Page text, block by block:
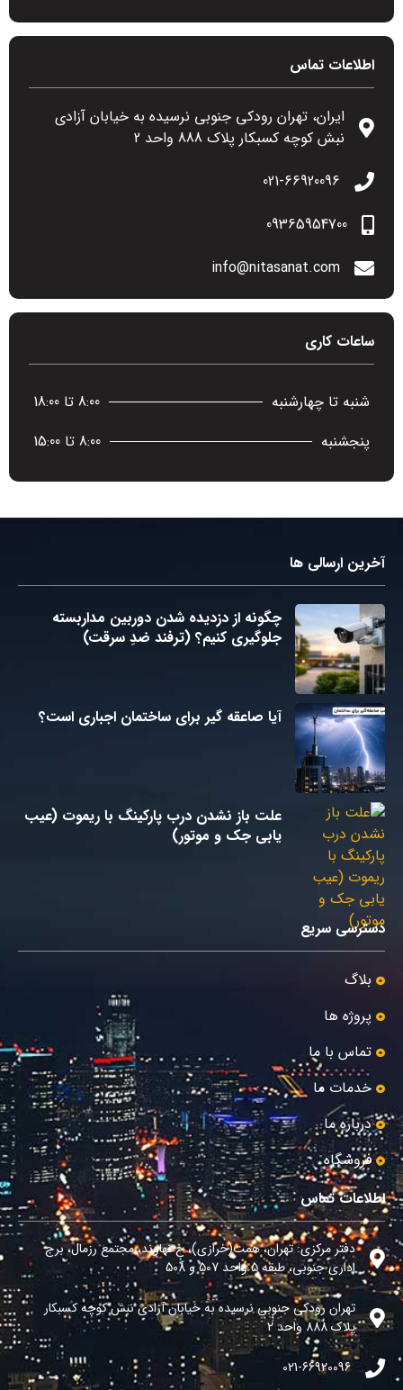
اطلاعات تماس
ایران، تهران رودکی جنوبی نرسیده به خیابان آزادی
نبش کوچه کسبکار پلاک 888 واحد 2
021-66920096​
09365954700
info@nitasanat.com
ساعات کاری
شنبه تا چهارشنبه
8:00 تا 18:00
پنجشنبه
8:00 تا 15:00
آخرین ارسالی ها
چگونه از دزدیده شدن دوربین مداربسته
جلوگیری کنیم؟ (ترفند ضدِ سرقت)
آیا صاعقه گیر برای ساختمان اجباری است؟
علت باز نشدن درب پارکینگ با ریموت (عیب
یابی جک و موتور)
دسترسی سریع
بلاگ
پروژه ها
تماس با ما
خدمات ما
درباره ما
فروشگاه
اطلاعات تماس
دفتر مرکزی: تهران، همت(خرازی)، خ نهاوند، مجتمع رزمال، برج
اداری جنوبی، طبقه 5 واحد 507 و 508
تهران رودکی جنوبی نرسیده به خیابان آزادی نبش کوچه کسبکار
پلاک 888 واحد 2
021-66920096​